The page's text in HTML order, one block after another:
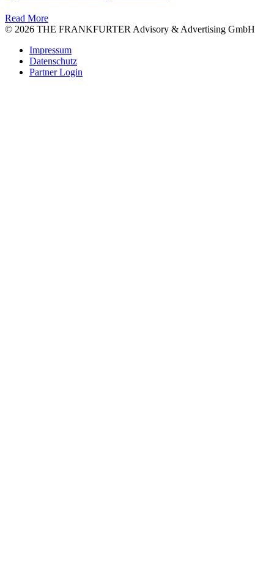
Read More
© 2026 THE FRANKFURTER Advisory & Advertising GmbH
Impressum
Datenschutz
Partner Login